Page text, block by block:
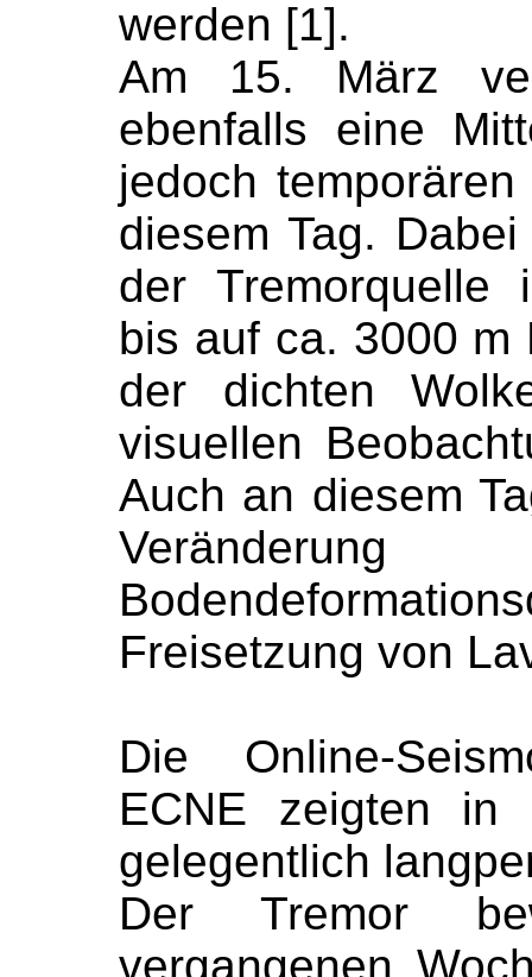
werden [1].
Am 15. März
ebenfalls eine
jedoch
diesem Tag.
der Tremorquelle
bis auf ca. 3000 m
der dichten
visuellen
Auch an diesem
Freisetzung von
Die Online-
ECNE zeigten in
gelegentlich
Der Tremor
vergangenen